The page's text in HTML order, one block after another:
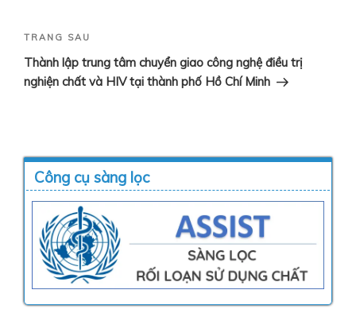
hướng
bài
viết
Bài
tiếp
theo
TRANG SAU
Thành lập trung tâm chuyển giao công nghệ điều trị
nghiện chất và HIV tại thành phố Hồ Chí Minh
Công cụ sàng lọc